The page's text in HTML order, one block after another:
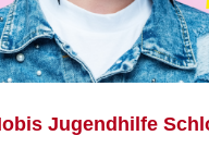
Jugendhilfe